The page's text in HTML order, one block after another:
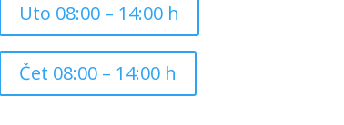
Uto 08:00 – 14:00 h
Čet 08:00 – 14:00 h